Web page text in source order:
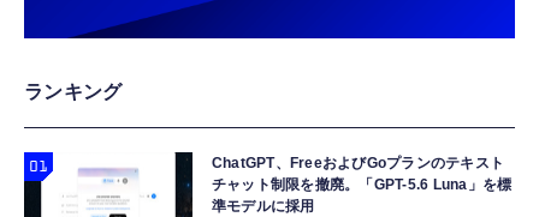
ランキング
ChatGPT、FreeおよびGoプランのテキスト
チャット制限を撤廃。「GPT-5.6 Luna」を標
準モデルに採用